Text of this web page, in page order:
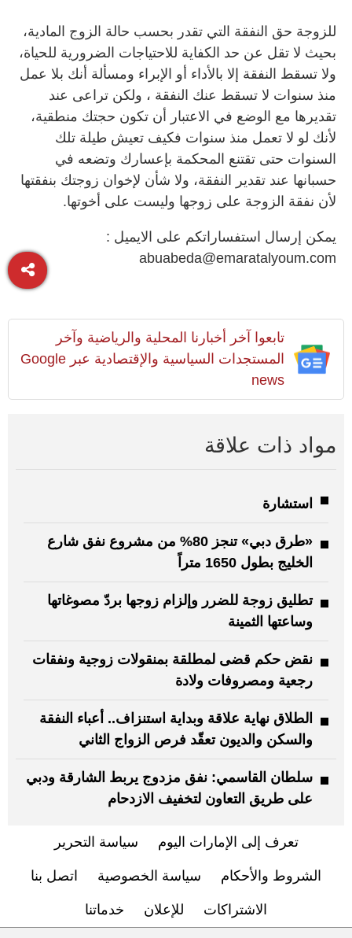
للزوجة حق النفقة التي تقدر بحسب حالة الزوج المادية،
بحيث لا تقل عن حد الكفاية للاحتياجات الضرورية للحياة،
ولا تسقط النفقة إلا بالأداء أو الإبراء ومسألة أنك بلا عمل
منذ سنوات لا تسقط عنك النفقة ، ولكن تراعى عند
تقديرها مع الوضع في الاعتبار أن تكون حجتك منطقية،
لأنك لو لا تعمل منذ سنوات فكيف تعيش طيلة تلك
السنوات حتى تقتنع المحكمة بإعسارك وتضعه في
حسبانها عند تقدير النفقة، ولا شأن لإخوان زوجتك بنفقتها
لأن نفقة الزوجة على زوجها وليست على أخوتها.
يمكن إرسال استفساراتكم على الايميل :
abuabeda@emaratalyoum.com
تابعوا آخر أخبارنا المحلية والرياضية وآخر
المستجدات السياسية والإقتصادية عبر Google
news
مواد ذات علاقة
استشارة
«طرق دبي» تنجز 80% من مشروع نفق شارع
الخليج بطول 1650 متراً
تطليق زوجة للضرر وإلزام زوجها بردّ مصوغاتها
وساعتها الثمينة
نقض حكم قضى لمطلقة بمنقولات زوجية ونفقات
رجعية ومصروفات ولادة
الطلاق نهاية علاقة وبداية استنزاف.. أعباء النفقة
والسكن والديون تعقّد فرص الزواج الثاني
سلطان القاسمي: نفق مزدوج يربط الشارقة ودبي
على طريق التعاون لتخفيف الازدحام
تعرف إلى الإمارات اليوم سياسة التحرير
الشروط والأحكام سياسة الخصوصية اتصل بنا
الاشتراكات للإعلان خدماتنا